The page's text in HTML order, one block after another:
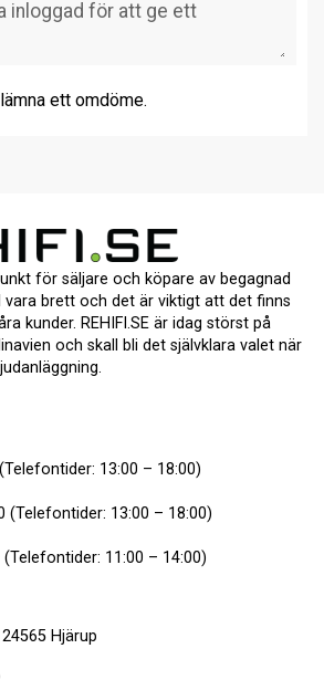
ett omdöme.
för säljare och köpare av begagnad
vara brett och det är viktigt att det finns
kunder. REHIFI.SE är idag störst på
och skall bli det självklara valet när
13:00 – 18:00)
(Telefontider: 13:00 – 18:00)
(Telefontider: 11:00 – 14:00)
Hjärup